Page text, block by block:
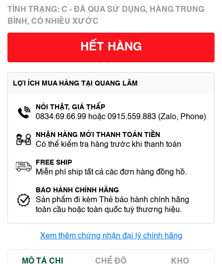
TÌNH TRẠNG: C - ĐÃ QUA SỬ DỤNG, HÀNG TRUNG
BÌNH, CÓ NHIỀU XƯỚC
HẾT HÀNG
LỢI ÍCH MUA HÀNG TẠI QUANG LÂM
NÓI THẬT, GIÁ THẤP
0834.69.66.99 hoặc 0915.559.883 (Zalo, Phone)
NHẬN HÀNG MỚI THANH TOÁN TIỀN
Có thể kiểm tra hàng trước khi thanh toán
FREE SHIP
Miễn phí ship tất cả các đơn hàng đồng hồ.
BẢO HÀNH CHÍNH HÃNG
Sản phẩm đi kèm Thẻ bảo hành chính hãng
toàn cầu hoặc toàn quốc tuỳ thương hiệu.
Xem thêm chứng nhận đại lý chính hãng
MÔ TẢ CHI
CHẾ ĐỘ
KHO